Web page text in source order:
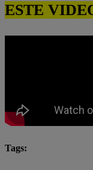
ESTE
Tags: